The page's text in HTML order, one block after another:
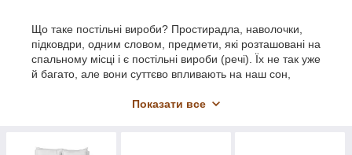
Що таке постільні вироби? Простирадла, наволочки,
підковдри, одним словом, предмети, які розташовані на
спальному місці і є постільні вироби (речі). Їх не так уже
й багато, але вони суттєво впливають на наш сон,
Міцний сон – запорука здоров'я. Умовою гарного сну є
сну може не вистачати лише якогось окремого
Показати все